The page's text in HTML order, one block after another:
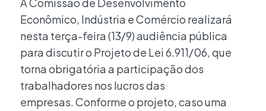
A Comissão de Desenvolvimento
Econômico, Indústria e Comércio realizará
nesta terça-feira (13/9) audiência pública
para discutir o Projeto de Lei 6.911/06, que
torna obrigatória a participação dos
trabalhadores nos lucros das
empresas. Conforme o projeto, caso uma